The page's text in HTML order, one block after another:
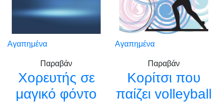
Αγαπημένα
Παραβάν
Χορευτής σε
μαγικό φόντο
Αγαπημένα
Παραβάν
Κορίτσι που
παίζει volleyball